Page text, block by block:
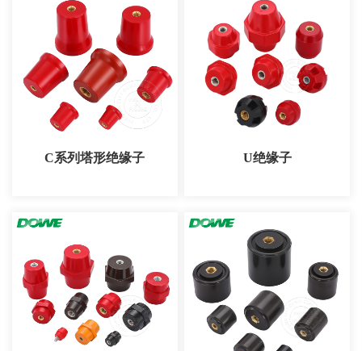
C系列塔形绝缘子 U绝缘子